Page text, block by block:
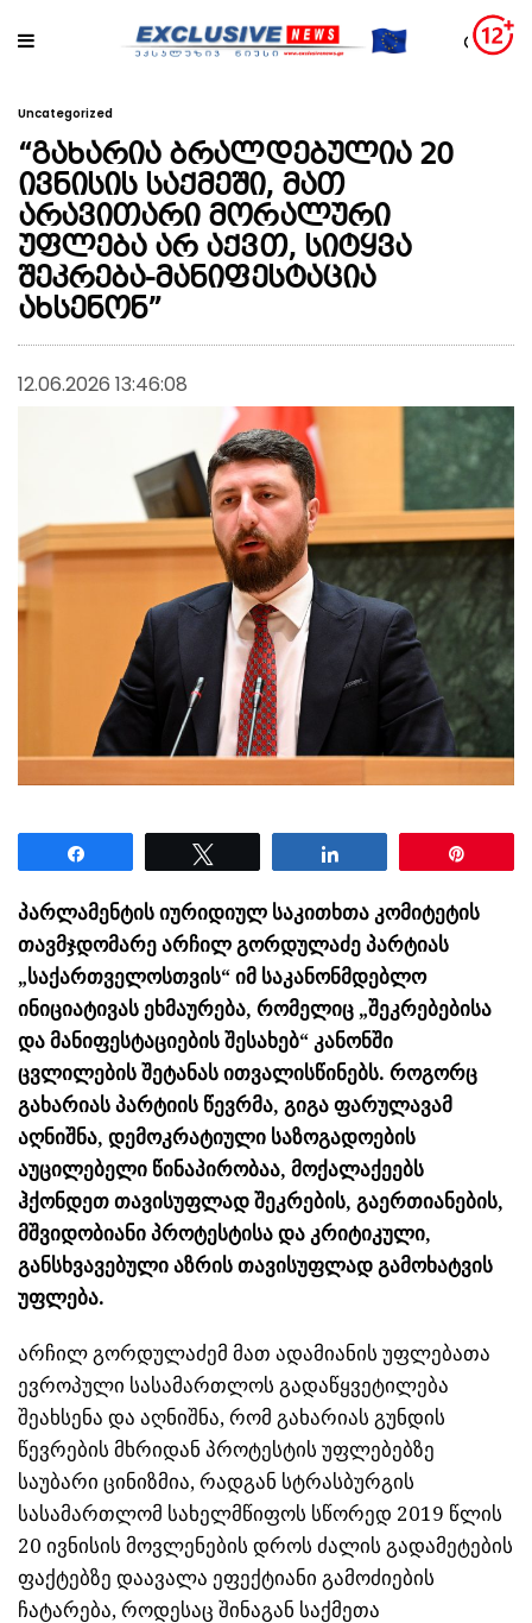
Uncategorized
“გახარია ბრალდებულია 20
ივნისის საქმეში, მათ
არავითარი მორალური
უფლება არ აქვთ, სიტყვა
შეკრება-მანიფესტაცია
ახსენონ”
12.06.2026 13:46:08
პარლამენტის იურიდიულ საკითხთა კომიტეტის
თავმჯდომარე არჩილ გორდულაძე პარტიას
„საქართველოსთვის“ იმ საკანონმდებლო
ინიციატივას ეხმაურება, რომელიც „შეკრებებისა
და მანიფესტაციების შესახებ“ კანონში
ცვლილების შეტანას ითვალისწინებს. როგორც
გახარიას პარტიის წევრმა, გიგა ფარულავამ
აღნიშნა, დემოკრატიული საზოგადოების
აუცილებელი წინაპირობაა, მოქალაქეებს
ჰქონდეთ თავისუფლად შეკრების, გაერთიანების,
მშვიდობიანი პროტესტისა და კრიტიკული,
განსხვავებული აზრის თავისუფლად გამოხატვის
უფლება.
არჩილ გორდულაძემ მათ ადამიანის უფლებათა
ევროპული სასამართლოს გადაწყვეტილება
შეახსენა და აღნიშნა, რომ გახარიას გუნდის
წევრების მხრიდან პროტესტის უფლებებზე
საუბარი ცინიზმია, რადგან სტრასბურგის
სასამართლომ სახელმწიფოს სწორედ 2019 წლის
20 ივნისის მოვლენების დროს ძალის გადამეტების
ფაქტებზე დაავალა ეფექტიანი გამოძიების
ჩატარება, როდესაც შინაგან საქმეთა